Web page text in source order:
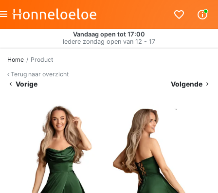
Vandaag open tot 17:00
Iedere zondag open van 12 - 17
Home
Product
Terug naar overzicht
Vorige Volgende